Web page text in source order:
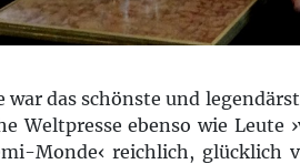
das schönste und
ebenso wie Leute
Monde‹ reichlich,